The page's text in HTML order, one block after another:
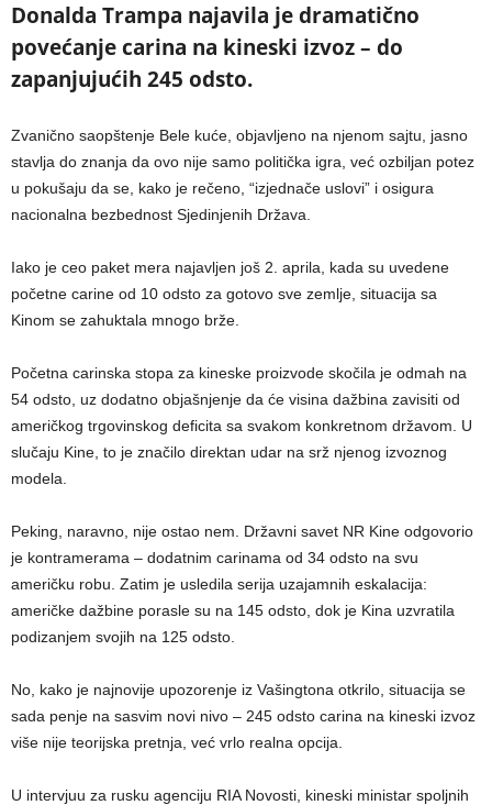
Donalda Trampa najavila je dramatično
povećanje carina na kineski izvoz – do
zapanjujućih 245 odsto.
Zvanično saopštenje Bele kuće, objavljeno na njenom sajtu, jasno
stavlja do znanja da ovo nije samo politička igra, već ozbiljan potez
u pokušaju da se, kako je rečeno, “izjednače uslovi” i osigura
nacionalna bezbednost Sjedinjenih Država.
Iako je ceo paket mera najavljen još 2. aprila, kada su uvedene
početne carine od 10 odsto za gotovo sve zemlje, situacija sa
Kinom se zahuktala mnogo brže.
Početna carinska stopa za kineske proizvode skočila je odmah na
54 odsto, uz dodatno objašnjenje da će visina dažbina zavisiti od
američkog trgovinskog deficita sa svakom konkretnom državom. U
slučaju Kine, to je značilo direktan udar na srž njenog izvoznog
modela.
Peking, naravno, nije ostao nem. Državni savet NR Kine odgovorio
je kontramerama – dodatnim carinama od 34 odsto na svu
američku robu. Zatim je usledila serija uzajamnih eskalacija:
američke dažbine porasle su na 145 odsto, dok je Kina uzvratila
podizanjem svojih na 125 odsto.
No, kako je najnovije upozorenje iz Vašingtona otkrilo, situacija se
sada penje na sasvim novi nivo – 245 odsto carina na kineski izvoz
više nije teorijska pretnja, već vrlo realna opcija.
U intervjuu za rusku agenciju RIA Novosti, kineski ministar spoljnih